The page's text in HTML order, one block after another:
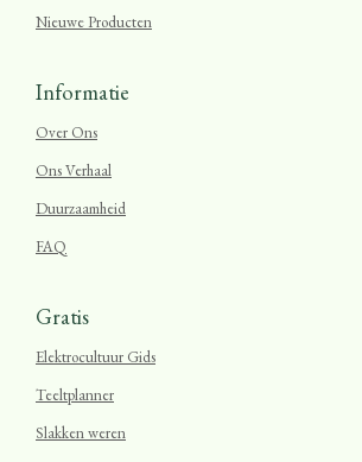
Nieuwe Producten
Informatie
Over Ons
Ons Verhaal
Duurzaamheid
FAQ
Gratis
Elektrocultuur Gids
Teeltplanner
Slakken weren